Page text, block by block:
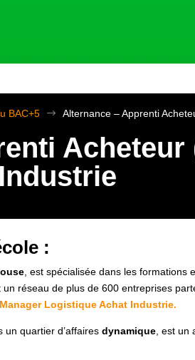
BAC+5 $ Alternance – Apprenti
Acheteur
:
, est spécialisée dans les formations
réseau de plus de 600 entreprises
Logistique Achat Industrie.
un quartier d’affairesdynamique , est